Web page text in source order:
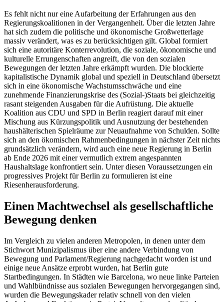
Es fehlt nicht nur eine Aufarbeitung der Erfahrungen aus den
Regierungskoalitionen in der Vergangenheit. Über die letzten Jahre
hat sich zudem die politische und ökonomische Großwetterlage
massiv verändert, was es zu berücksichtigen gilt. Global formiert
sich eine autoritäre Konterrevolution, die soziale, ökonomische und
kulturelle Errungenschaften angreift, die von den sozialen
Bewegungen der letzten Jahre erkämpft wurden. Die blockierte
kapitalistische Dynamik global und speziell in Deutschland übersetzt
sich in eine ökonomische Wachstumsschwäche und eine
zunehmende Finanzierungskrise des (Sozial-)Staats bei gleichzeitig
rasant steigenden Ausgaben für die Aufrüstung. Die aktuelle
Koalition aus CDU und SPD in Berlin reagiert darauf mit einer
Mischung aus Kürzungspolitik und Ausnutzung der bestehenden
haushälterischen Spielräume zur Neuaufnahme von Schulden. Sollte
sich an den ökomischen Rahmenbedingungen in nächster Zeit nichts
grundsätzlich verändern, wird auch eine neue Regierung in Berlin
ab Ende 2026 mit einer vermutlich extrem angespannten
Haushaltslage konfrontiert sein. Unter diesen Voraussetzungen ein
progressives Projekt für Berlin zu formulieren ist eine
Riesenherausforderung.
Einen Machtwechsel als gesellschaftliche
Bewegung denken
Im Vergleich zu vielen anderen Metropolen, in denen unter dem
Stichwort Munizipalismus über eine andere Verbindung von
Bewegung und Parlament/Regierung nachgedacht worden ist und
einige neue Ansätze erprobt wurden, hat Berlin gute
Startbedingungen. In Städten wie Barcelona, wo neue linke Parteien
und Wahlbündnisse aus sozialen Bewegungen hervorgegangen sind,
wurden die Bewegungskader relativ schnell von den vielen